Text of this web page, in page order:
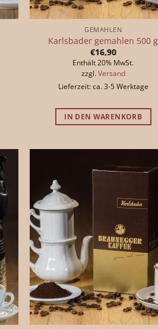
GEMAHLEN
Karlsbader gemahlen 500 g
€16,90
Enthält 20% MwSt.
zzgl. Versand
Lieferzeit: ca. 3-5 Werktage
IN DEN WARENKORB